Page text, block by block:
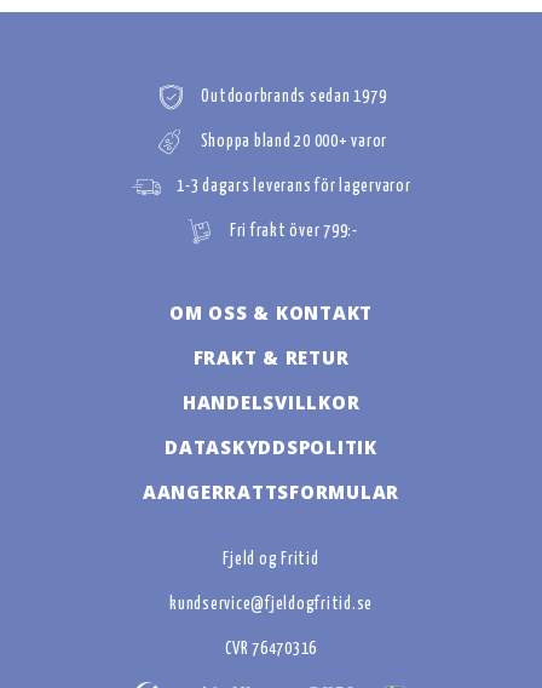
Outdoorbrands sedan 1979
Shoppa bland 20 000+ varor
1-3 dagars leverans för lagervaror
Fri frakt över 799:-
OM OSS & KONTAKT
FRAKT & RETUR
HANDELSVILLKOR
DATASKYDDSPOLITIK
AANGERRATTSFORMULAR
Fjeld og Fritid
kundservice@fjeldogfritid.se
CVR 76470316